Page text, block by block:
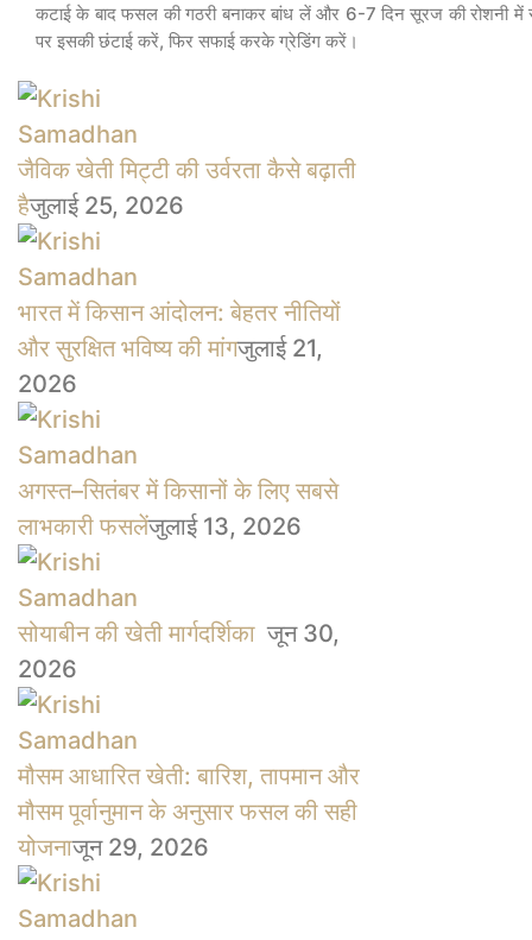
कटाई के बाद फसल की गठरी बनाकर बांध लें और 6-7 दिन सूरज की रोशनी
पर इसकी छंटाई करें, फिर सफाई करके ग्रेडिंग करें।
जैविक खेती मिट्टी की उर्वरता कैसे बढ़ाती
हैजुलाई 25, 2026
भारत में किसान आंदोलन: बेहतर नीतियों
और सुरक्षित भविष्य की मांगजुलाई 21,
2026
अगस्त–सितंबर में किसानों के लिए सबसे
लाभकारी फसलेंजुलाई 13, 2026
सोयाबीन की खेती मार्गदर्शिकाजून 30,
2026
मौसम आधारित खेती: बारिश, तापमान और
मौसम पूर्वानुमान के अनुसार फसल की सही
योजनाजून 29, 2026